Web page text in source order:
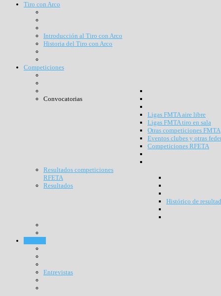
Tiro con Arco
Introducción al Tiro con Arco
Historia del Tiro con Arco
Competiciones
Convocatorias
Ligas FMTA aire libre
Ligas FMTA tiro en sala
Otras competiciones FMTA
Eventos clubes y otras
Competiciones RFETA
Resultados competiciones
RFETA
Resultados
Histórico de
Entrevistas